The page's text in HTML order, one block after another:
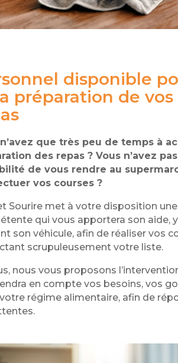
disponible
préparation de vos
que très peu de temps à
des repas ? Vous n’avez
de vous rendre au
vos courses ?
Sourire met à votre disposition
qui vous apportera son aide,
son véhicule, afin de réaliser vos
scrupuleusement votre liste.
nous vous proposons
en compte vos besoins, vos
régime alimentaire, afin de